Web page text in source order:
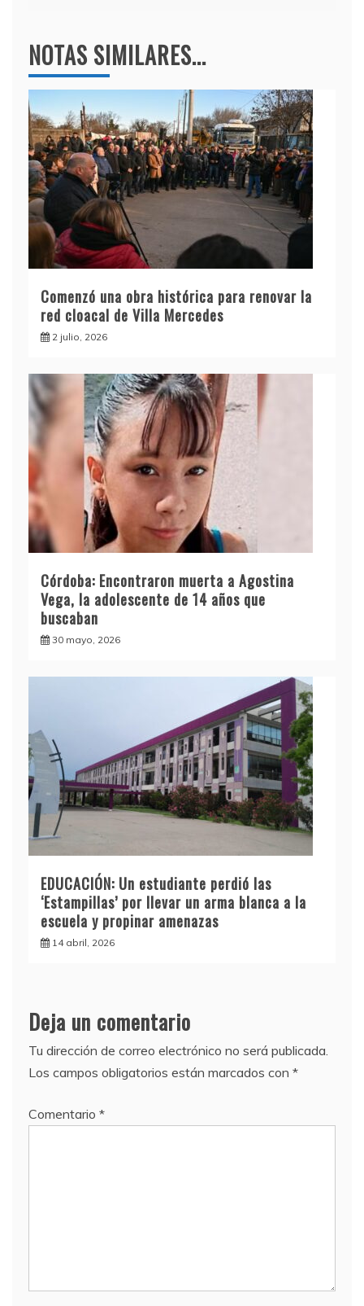
NOTAS SIMILARES...
Comenzó una obra histórica para renovar la
red cloacal de Villa Mercedes
2 julio, 2026
Córdoba: Encontraron muerta a Agostina
Vega, la adolescente de 14 años que
buscaban
30 mayo, 2026
EDUCACIÓN: Un estudiante perdió las
‘Estampillas’ por llevar un arma blanca a la
escuela y propinar amenazas
14 abril, 2026
Deja un comentario
Tu dirección de correo electrónico no será publicada.
Los campos obligatorios están marcados con *
Comentario *